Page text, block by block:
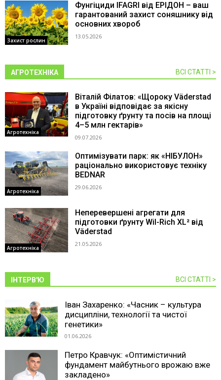
Захист рослин
Фунгіциди IFAGRI від ЕРІДОН – ваш
гарантований захист соняшнику від
основних хвороб
13.05.2026
АГРОТЕХНІКА ВСІ СТАТТІ >
Агротехніка
Віталій Філатов: «Щороку Väderstad
в Україні відповідає за якісну
підготовку ґрунту та посів на площі
4–5 млн гектарів»
09.07.2026
Агротехніка
Оптимізувати парк: як «НІБУЛОН»
раціонально використовує техніку
BEDNAR
29.06.2026
Агротехніка
Неперевершені агрегати для
підготовки ґрунту Wil-Rich XL² від
Väderstad
21.05.2026
ІНТЕРВ'Ю ВСІ СТАТТІ >
Іван Захаренко: «Часник – культура
дисципліни, технології та чистої
генетики»
01.06.2026
Петро Кравчук: «Оптимістичний
фундамент майбутнього врожаю вже
закладено»